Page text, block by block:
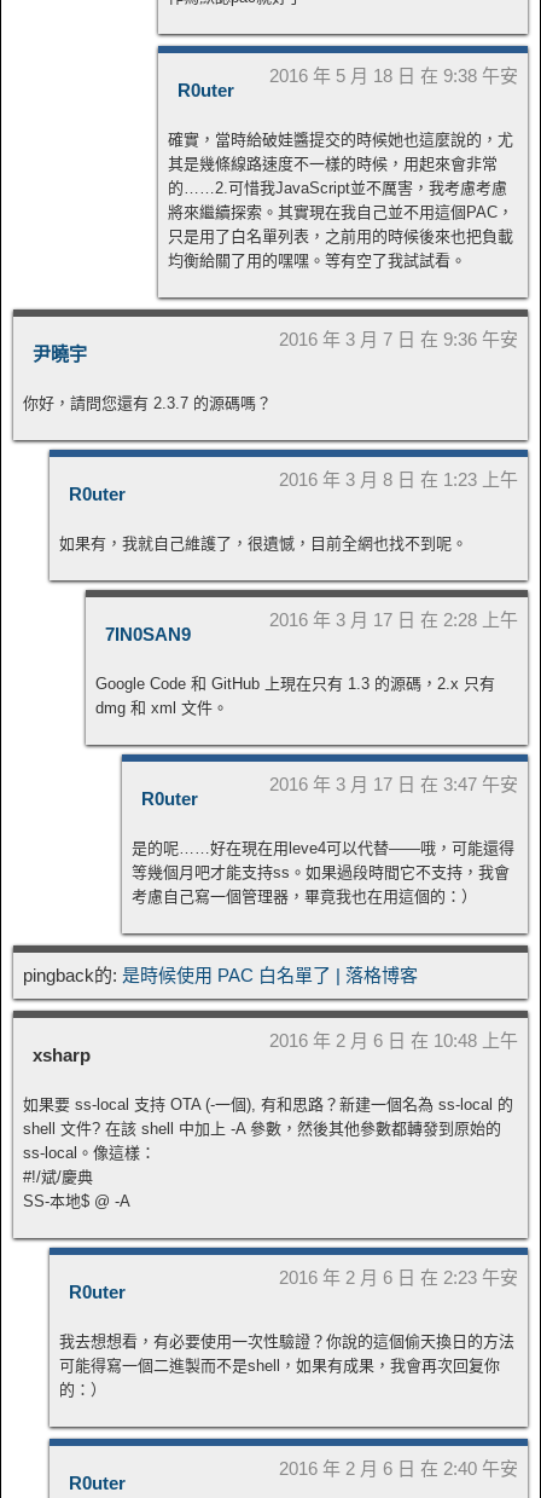
R0uter
2016 年 5 月 18 日 在 9:38 午安
確實，當時給破娃醬提交的時候她也這麼說的，尤
其是幾條線路速度不一樣的時候，用起來會非常
的……2.可惜我JavaScript並不厲害，我考慮考慮
將來繼續探索。其實現在我自己並不用這個PAC，
只是用了白名單列表，之前用的時候後來也把負載
均衡給關了用的嘿嘿。等有空了我試試看。
尹曉宇
2016 年 3 月 7 日 在 9:36 午安
你好，請問您還有 2.3.7 的源碼嗎？
R0uter
2016 年 3 月 8 日 在 1:23 上午
如果有，我就自己維護了，很遺憾，目前全網也找不到呢。
7IN0SAN9
2016 年 3 月 17 日 在 2:28 上午
Google Code 和 GitHub 上現在只有 1.3 的源碼，2.x 只有
dmg 和 xml 文件。
R0uter
2016 年 3 月 17 日 在 3:47 午安
是的呢……好在現在用leve4可以代替——哦，可能還得
等幾個月吧才能支持ss。如果過段時間它不支持，我會
考慮自己寫一個管理器，畢竟我也在用這個的：）
pingback的: 是時候使用 PAC 白名單了 | 落格博客
xsharp
2016 年 2 月 6 日 在 10:48 上午
如果要 ss-local 支持 OTA (-一個), 有和思路？新建一個名為 ss-local 的
shell 文件? 在該 shell 中加上 -A 參數，然後其他參數都轉發到原始的
ss-local。像這樣：
#!/斌/慶典
SS-本地$ @ -A
R0uter
2016 年 2 月 6 日 在 2:23 午安
我去想想看，有必要使用一次性驗證？你說的這個偷天換日的方法
可能得寫一個二進製而不是shell，如果有成果，我會再次回复你
的：）
R0uter
2016 年 2 月 6 日 在 2:40 午安